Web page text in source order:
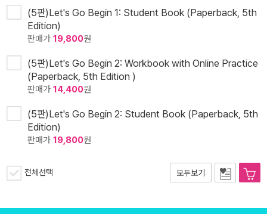
(5판)Let's Go Begin 1: Student Book (Paperback, 5th
Edition)
판매가 19,800원
(5판)Let's Go Begin 2: Workbook with Online Practice
(Paperback, 5th Edition )
판매가 14,400원
(5판)Let's Go Begin 2: Student Book (Paperback, 5th
Edition)
판매가 19,800원
전체선택 모두보기